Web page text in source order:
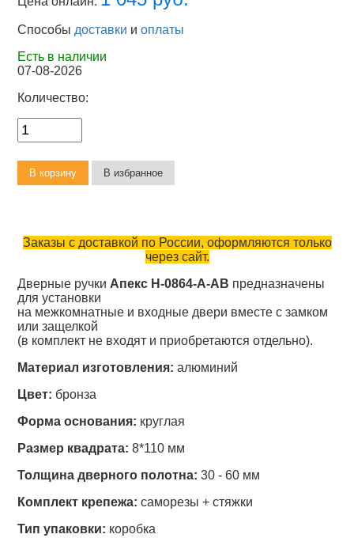
Способы доставки иоплаты
Есть в наличии
07-08-2026
Количество:
Заказы с доставкой по России, оформляются только
через сайт.
Дверные ручки Апекс H-0864-А-AB предназначены
для установки
на межкомнатные и входные двери вместе с замком
или защелкой
(в комплект не входят и приобретаются отдельно).
Материал изготовления: алюминий
Цвет: бронза
Форма основания: круглая
Размер квадрата: 8*110 мм
Толщина дверного полотна: 30 - 60 мм
Комплект крепежа: саморезы + стяжки
Тип упаковки: коробка